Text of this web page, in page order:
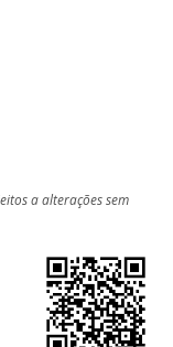
a alterações sem